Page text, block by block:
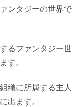
ンタジーの世界で
るファンタジー世
す。
織に所属する主人
出ます。